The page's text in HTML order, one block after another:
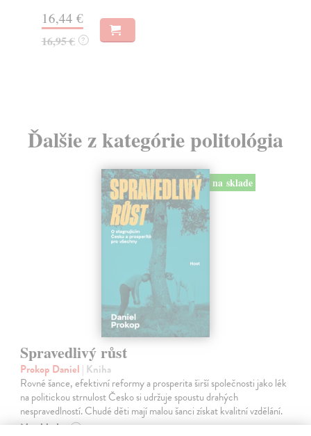
16,44 €
16,95 € ?
Ďalšie z kategórie politológia
na sklade
Spravedlivý růst
Prokop Daniel | Kniha
Rovné šance, efektivní reformy a prosperita širší společnosti jako lék
na politickou strnulost Česko si udržuje spoustu drahých
nespravedlností. Chudé děti mají malou šanci získat kvalitní vzdělání.
Na sklade ?